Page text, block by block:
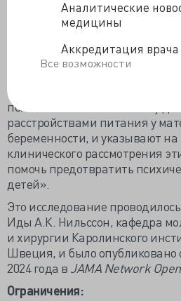
Аналитические
медицины
Аккредитация врача
Все возможности
расстройства питания у
еще больше увеличивают риск
психических расстройств у
На практике:
«Полученные данные
психических заболеваний у
расстройствами питания у
беременности, и указывают на
клинического рассмотрения
помочь предотвратить
детей».
Это исследование
Иды А.К. Нильссон, кафедра
и хирургии Каролинского
Швеция, и было опубликовано
2024 года в JAMA Network
Ограничения: